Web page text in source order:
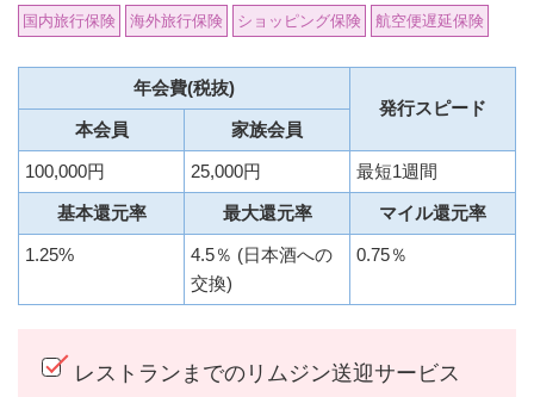
国内旅行保険 海外旅行保険 ショッピング保険 航空便遅延保険
年会費(税抜)
発行スピード
本会員
家族会員
100,000円 25,000円 最短1週間
基本還元率 最大還元率 マイル還元率
1.25%
4.5％ (日本酒への
交換)
0.75％
レストランまでのリムジン送迎サービス